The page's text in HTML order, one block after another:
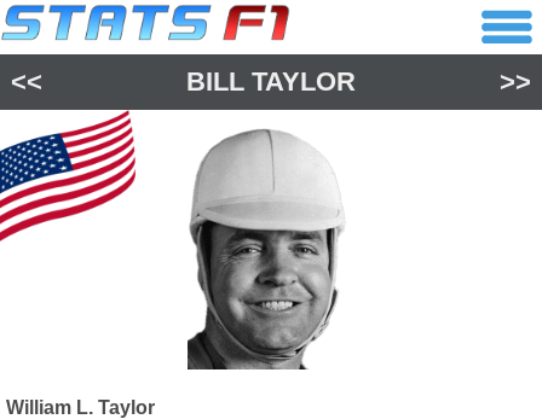
<< BILL TAYLOR >>
William L. Taylor